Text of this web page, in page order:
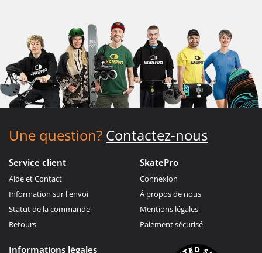
Une question? Contactez-nous
Service client
Aide et Contact
Information sur l'envoi
Statut de la commande
Retours
SkatePro
Connexion
À propos de nous
Mentions légales
Paiement sécurisé
Informations légales